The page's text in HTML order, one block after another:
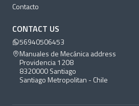
Contacto
CONTACT US
56940506453
Manuales de Mecánica address
Providencia 1208
8320000 Santiago
Santiago Metropolitan - Chile